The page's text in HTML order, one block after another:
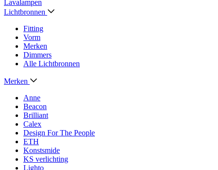
Lavalampen
Lichtbronnen
Fitting
Vorm
Merken
Dimmers
Alle Lichtbronnen
Merken
Anne
Beacon
Brilliant
Calex
Design For The People
ETH
Konstsmide
KS verlichting
Lighto